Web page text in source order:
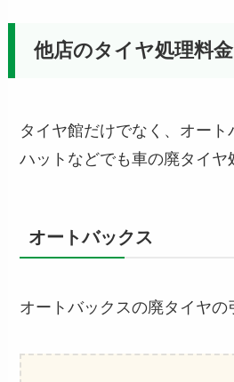
他店のタイヤ処理料金
タイヤ館だけでなく、オー
ハットなどでも車の廃タイヤ
オートバックス
オートバックスの廃タイヤの